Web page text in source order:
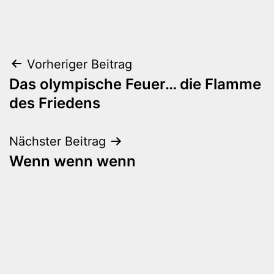
Beitragsnavigation
Vorheriger Beitrag
Das olympische Feuer… die Flamme
des Friedens
Nächster Beitrag
Wenn wenn wenn